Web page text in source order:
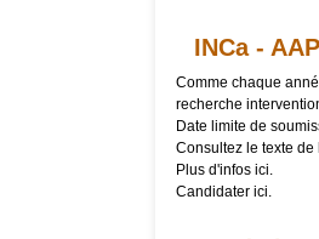
INCa -
Comme chaque
recherche
Date limite de
Consultez le texte de
Plus d'infos ici.
Candidater ici.